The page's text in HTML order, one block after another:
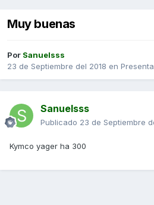
Muy buenas
Por Sanuelsss
23 de Septiembre del 2018 en
Sanuelsss
Publicado 23 de Septiembre
Kymco yager ha 300